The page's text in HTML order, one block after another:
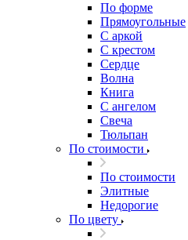
По форме
Прямоугольные
С аркой
С крестом
Сердце
Волна
Книга
С ангелом
Свеча
Тюльпан
По стоимости
По стоимости
Элитные
Недорогие
По цвету